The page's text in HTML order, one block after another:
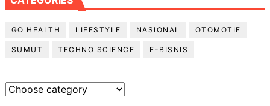
GO HEALTH LIFESTYLE NASIONAL OTOMOTIF
SUMUT TECHNO SCIENCE E-BISNIS